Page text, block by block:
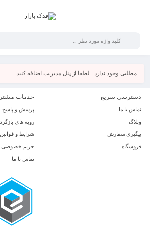
مطلبی وجود ندارد . لطفا از پنل مدیریت اضافه کنید
دسترسی سریع
تماس با ما
وبلاگ
پیگیری سفارش
فروشگاه
خدمات
پرسش و پاسخ
رویه های
شرایط و قوانین
حریم خصوصی
تماس با ما